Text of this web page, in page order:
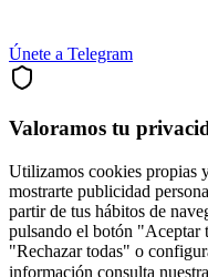
Únete a Telegram
Valoramos tu
Utilizamos cookies propias
mostrarte publicidad
partir de tus hábitos de
pulsando el botón "Aceptar
"Rechazar todas" o
información consulta nuestra